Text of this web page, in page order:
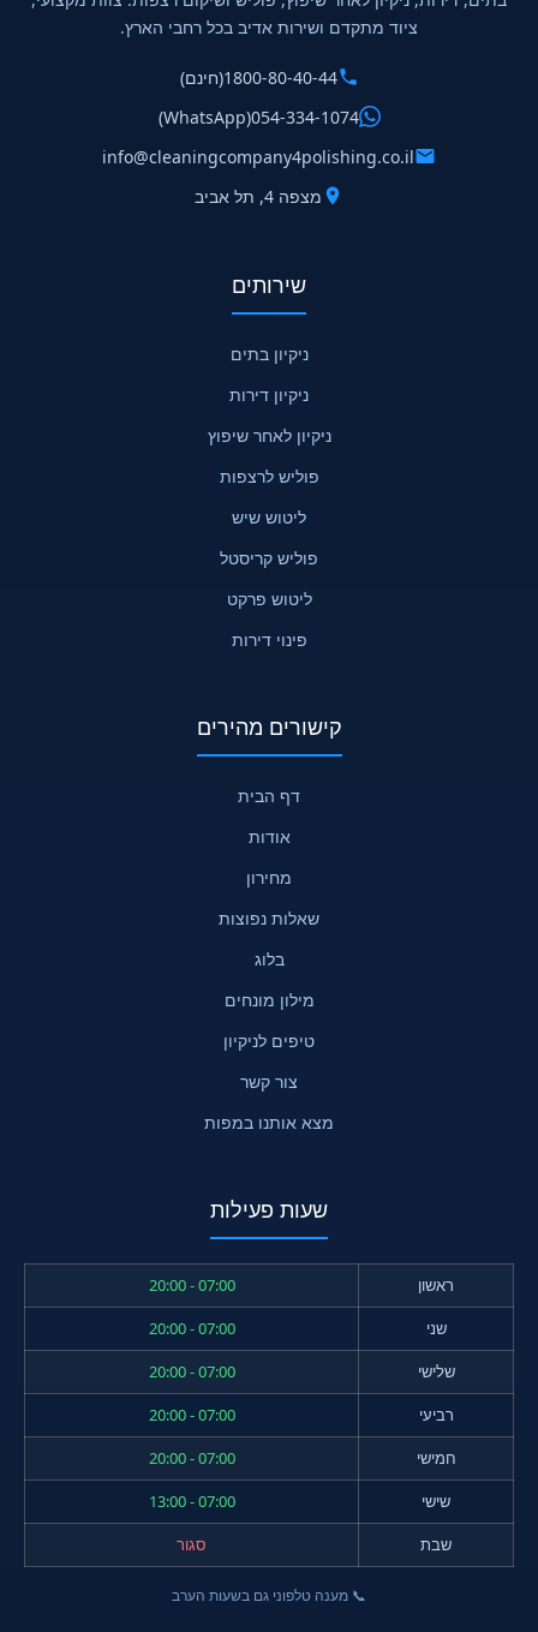
ציוד מתקדם ושירות אדיב בכל רחבי הארץ.
1800-80-40-44(חינם)
054-334-1074
(WhatsApp)
info@cleaningcompany4polishing.co.il
מצפה 4, תל אביב
שירותים
ניקיון בתים
ניקיון דירות
ניקיון לאחר שיפוץ
פוליש לרצפות
ליטוש שיש
פוליש קריסטל
ליטוש פרקט
פינוי דירות
קישורים מהירים
דף הבית
אודות
מחירון
שאלות נפוצות
בלוג
מילון מונחים
טיפים לניקיון
צור קשר
מצא אותנו במפות
שעות פעילות
ראשון
07:00 - 20:00
שני
07:00 - 20:00
שלישי
07:00 - 20:00
רביעי
07:00 - 20:00
חמישי
07:00 - 20:00
שישי
07:00 - 13:00
שבת
סגור
📞 מענה טלפוני גם בשעות הערב